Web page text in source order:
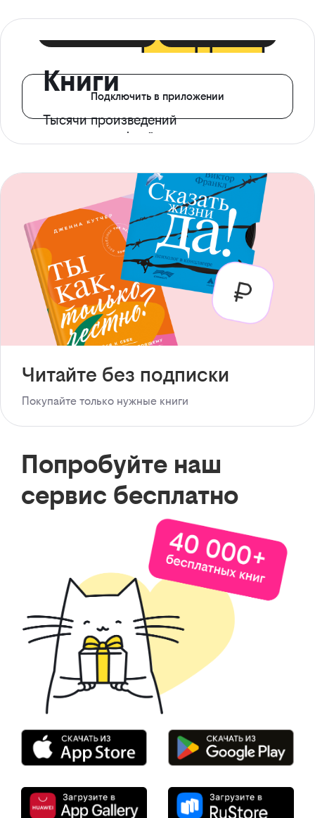
Книги
Тысячи произведений
с доступом офлайн
Подключить в приложении
Читайте без подписки
Покупайте только нужные книги
Попробуйте наш
сервис бесплатно